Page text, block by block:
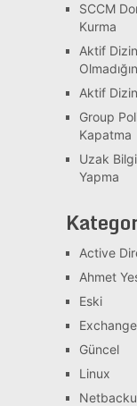
SCCM
Kurma
Aktif
Aktif
Group
Kapatma
Uzak
Yapma
Active
Ahmet
Eski
Exchange
Güncel
Linux